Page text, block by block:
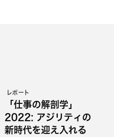
レポート
「仕事の解剖学」
2022: アジリティの
新時代を迎え入れる